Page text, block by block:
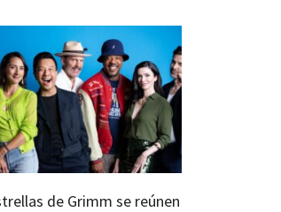
de Grimm se reúnen